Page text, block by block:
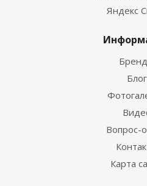
Яндекс
Блог
Вопрос-
Карта